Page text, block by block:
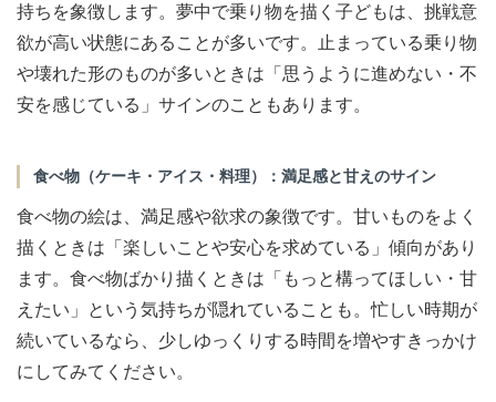
持ちを象徴します。夢中で乗り物を描く子どもは、挑戦意
欲が高い状態にあることが多いです。止まっている乗り物
や壊れた形のものが多いときは「思うように進めない・不
安を感じている」サインのこともあります。
食べ物（ケーキ・アイス・料理）：満足感と甘えのサイン
食べ物の絵は、満足感や欲求の象徴です。甘いものをよく
描くときは「楽しいことや安心を求めている」傾向があり
ます。食べ物ばかり描くときは「もっと構ってほしい・甘
えたい」という気持ちが隠れていることも。忙しい時期が
続いているなら、少しゆっくりする時間を増やすきっかけ
にしてみてください。